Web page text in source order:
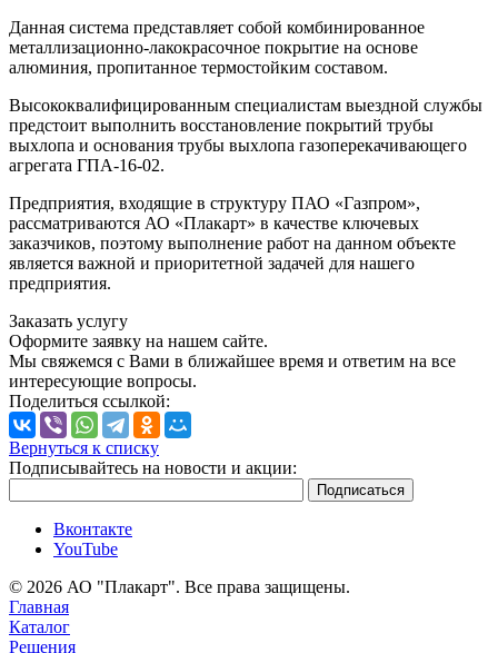
Данная система представляет собой комбинированное
металлизационно-лакокрасочное покрытие на основе
алюминия, пропитанное термостойким составом.
Высококвалифицированным специалистам выездной службы
предстоит выполнить восстановление покрытий трубы
выхлопа и основания трубы выхлопа газоперекачивающего
агрегата ГПА-16-02.
Предприятия, входящие в структуру ПАО «Газпром»,
рассматриваются АО «Плакарт» в качестве ключевых
заказчиков, поэтому выполнение работ на данном объекте
является важной и приоритетной задачей для нашего
предприятия.
Заказать услугу
Оформите заявку на нашем сайте.
Мы свяжемся с Вами в ближайшее время и ответим на все
интересующие вопросы.
Поделиться ссылкой:
Вернуться к списку
Подписывайтесь на новости и акции:
Вконтакте
YouTube
© 2026 АО "Плакарт". Все права защищены.
Главная
Каталог
Решения